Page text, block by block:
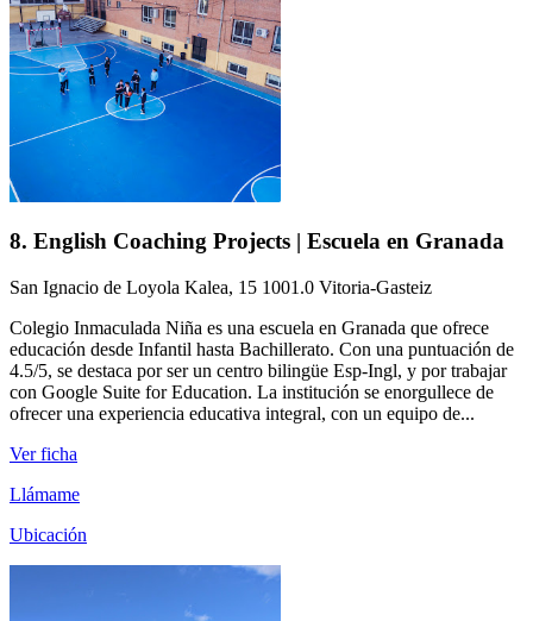
8. English Coaching Projects | Escuela en Granada
San Ignacio de Loyola Kalea, 15 1001.0 Vitoria-Gasteiz
Colegio Inmaculada Niña es una escuela en Granada que ofrece
educación desde Infantil hasta Bachillerato. Con una puntuación de
4.5/5, se destaca por ser un centro bilingüe Esp-Ingl, y por trabajar
con Google Suite for Education. La institución se enorgullece de
ofrecer una experiencia educativa integral, con un equipo de...
Ver ficha
Llámame
Ubicación